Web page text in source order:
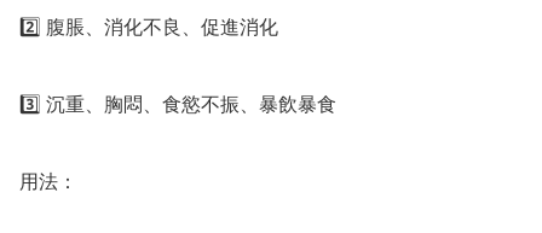
2️⃣ 腹脹、消化不良、促進消化
3️⃣ 沉重、胸悶、食慾不振、暴飲暴食
用法：